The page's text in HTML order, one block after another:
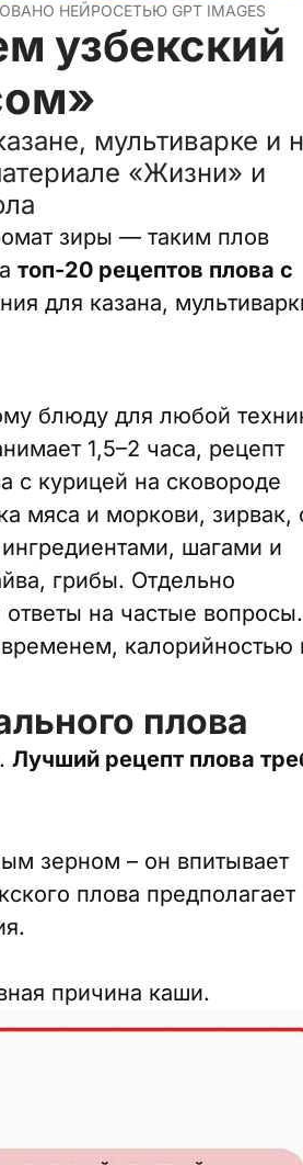
НЕЙРОСЕТЬЮ GPT IMAGES
узбекский
мультиварке и
«Жизни» и
зиры — таким плов
топ-20 рецептов плова с
для казана,
блюду для любой
1,5–2 часа, рецепт
с курицей на сковороде
мяса и моркови, зирвак,
шагами и
грибы. Отдельно
на частые вопросы.
калорийностью
плова
Лучший рецепт плова
зерном – он впитывает
плова предполагает
причина каши.